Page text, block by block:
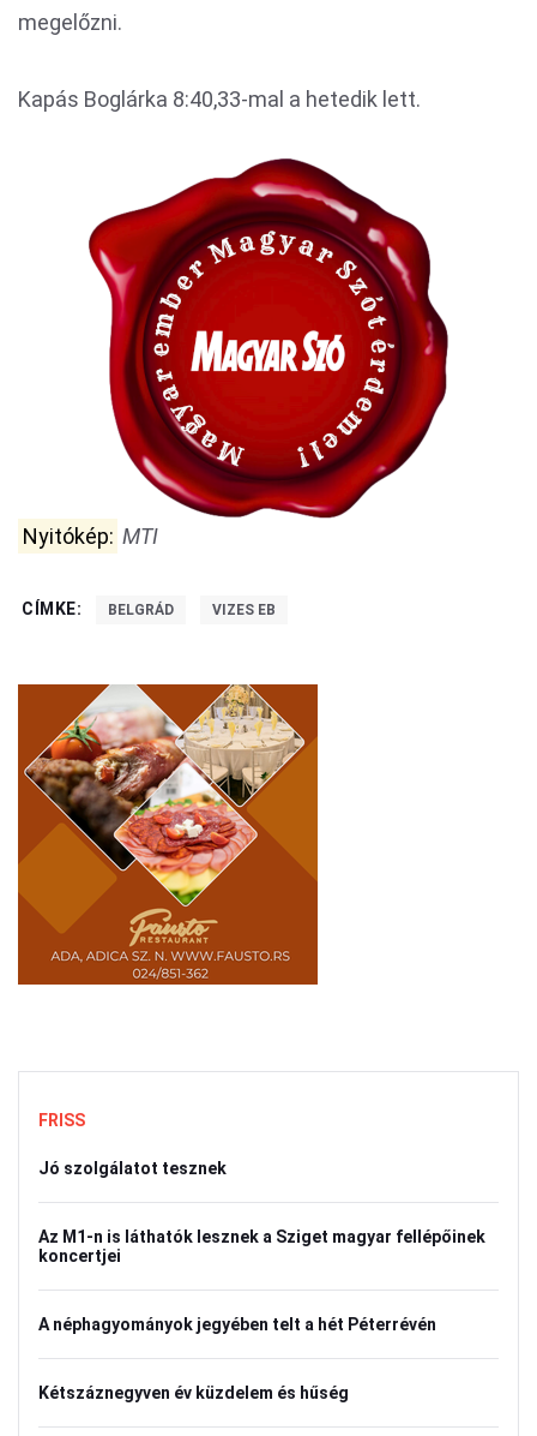
megelőzni.
Kapás Boglárka 8:40,33-mal a hetedik lett.
Nyitókép: MTI
CÍMKE: BELGRÁD VIZES EB
FRISS
Jó szolgálatot tesznek
Az M1-n is láthatók lesznek a Sziget magyar fellépőinek
koncertjei
A néphagyományok jegyében telt a hét Péterrévén
Kétszáznegyven év küzdelem és hűség